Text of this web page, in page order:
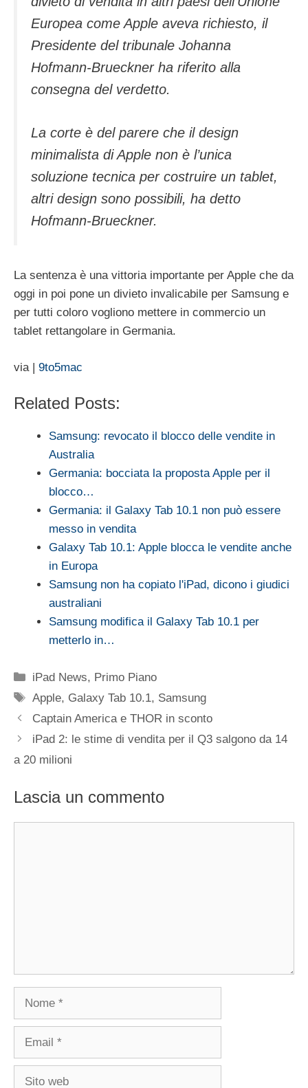
Europea come Apple aveva richiesto, il
Presidente del tribunale Johanna
Hofmann-Brueckner ha riferito alla
consegna del verdetto.
La corte è del parere che il design
minimalista di Apple non è l’unica
soluzione tecnica per costruire un tablet,
altri design sono possibili, ha detto
Hofmann-Brueckner.
La sentenza è una vittoria importante per Apple che da
oggi in poi pone un divieto invalicabile per Samsung e
per tutti coloro vogliono mettere in commercio un
tablet rettangolare in Germania.
via | 9to5mac
Related Posts:
Samsung: revocato il blocco delle vendite in
Australia
Germania: bocciata la proposta Apple per il
blocco…
Germania: il Galaxy Tab 10.1 non può essere
messo in vendita
Galaxy Tab 10.1: Apple blocca le vendite anche
in Europa
Samsung non ha copiato l'iPad, dicono i giudici
australiani
Samsung modifica il Galaxy Tab 10.1 per
metterlo in…
Categorie
iPad News, Primo Piano
Tag
Apple, Galaxy Tab 10.1, Samsung
Captain America e THOR in sconto
iPad 2: le stime di vendita per il Q3 salgono da 14
a 20 milioni
Lascia un commento
Nome
Email
Sito